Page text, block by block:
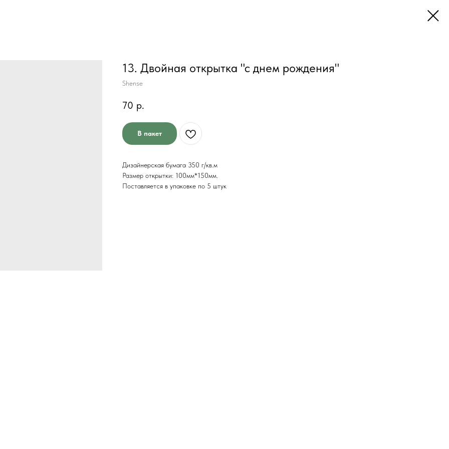
13. Двойная открытка "с днем рождения"
Shense
70 р.
В пакет
Дизайнерская бумага 350 г/кв.м
Размер открытки: 100мм*150мм.
Поставляется в упаковке по 5 штук